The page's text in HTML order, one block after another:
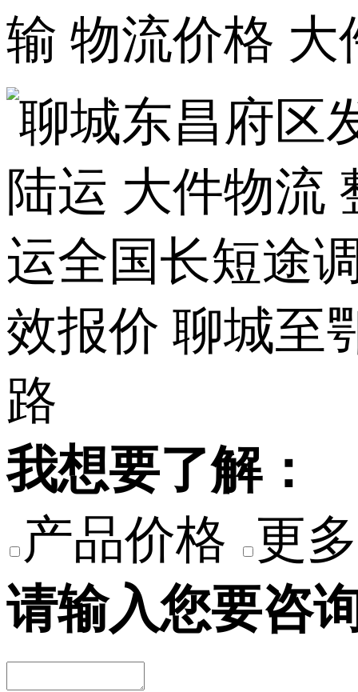
输 物流价格 大
我想要了解：
产品价格 更
请输入您要咨